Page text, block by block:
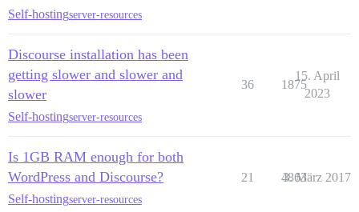
Self-hostingserver-resources
Discourse installation has been
getting slower and slower and
slower
Self-hostingserver-resources
36 1875
15. April
2023
Is 1GB RAM enough for both
WordPress and Discourse?
Self-hostingserver-resources
21 4863
3. März 2017